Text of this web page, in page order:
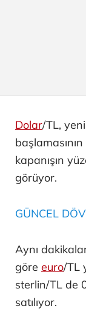
Dolar/TL,
kapanışın
görüyor.
GÜNCEL
Aynı
göre euro/TL
sterlin/TL de
satılıyor.